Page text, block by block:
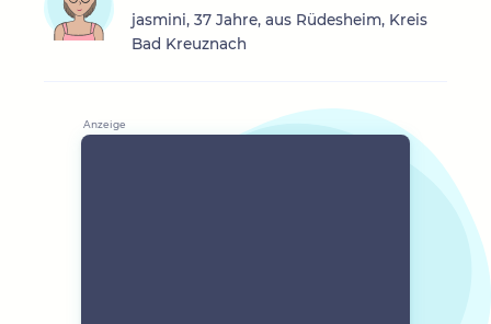
jasmini, 37 Jahre, aus Rüdesheim, Kreis
Bad Kreuznach